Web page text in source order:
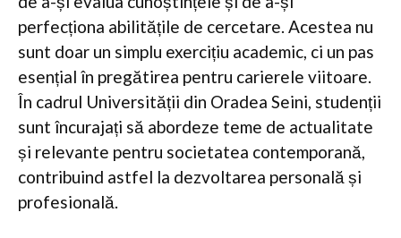
perfecționa abilitățile de cercetare. Acestea nu
sunt doar un simplu exercițiu academic, ci un pas
esențial în pregătirea pentru carierele viitoare.
În cadrul Universității din Oradea Seini, studenții
sunt încurajați să abordeze teme de actualitate
și relevante pentru societatea contemporană,
contribuind astfel la dezvoltarea personală și
profesională.